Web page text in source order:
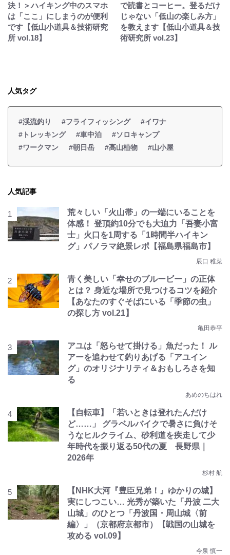
決！＞ハイキング中のスマホ
は「ここ」にしまうのが便利
です【低山小道具＆技術研究
所 vol.18】
で読書とコーヒー。登るだけ
じゃない「低山の楽しみ方」
を教えます【低山小道具＆技
術研究所 vol.23】
人気タグ
#渓流釣り #フライフィッシング
#イワナ
#トレッキング
#車中泊
#ソロキャンプ
#ワークマン
#朝日岳 #高山植物 #山小屋
人気記事
荒々しい「火山帯」の一端にいることを
体感！ 登頂約10分でも大迫力「吾妻小富
士」火口を1周する「1時間半ハイキン
グ」パノラマ絶景レポ【福島県福島市】
辰口 稚菜
青く美しい「幸せのブルービー」の正体
とは？ 身近な場所で見つけるコツを紹介
【あなたのすぐそばにいる「季節の虫」
の探し方 vol.21】
亀田恭平
アユは「怒らせて掛ける」魚だった！ ル
アーを追わせて釣りあげる「アユイン
グ」のオリジナリティ＆おもしろさを知
る
あめのちはれ
【自転車】「若いときは登れたんだけ
ど……」 グラベルバイクで暑さに負けそ
うなヒルクライム、砂利道を疾走して少
年時代を振り返る50代の夏 長野県｜
2026年
杉村 航
【NHK大河『豊臣兄弟！』ゆかりの城】
実にしつこい… 光秀が築いた「丹波 二大
山城」のひとつ「丹波国・周山城〈前
編〉」（京都府京都市）【戦国の山城を
攻める vol.09】
今泉 慎一